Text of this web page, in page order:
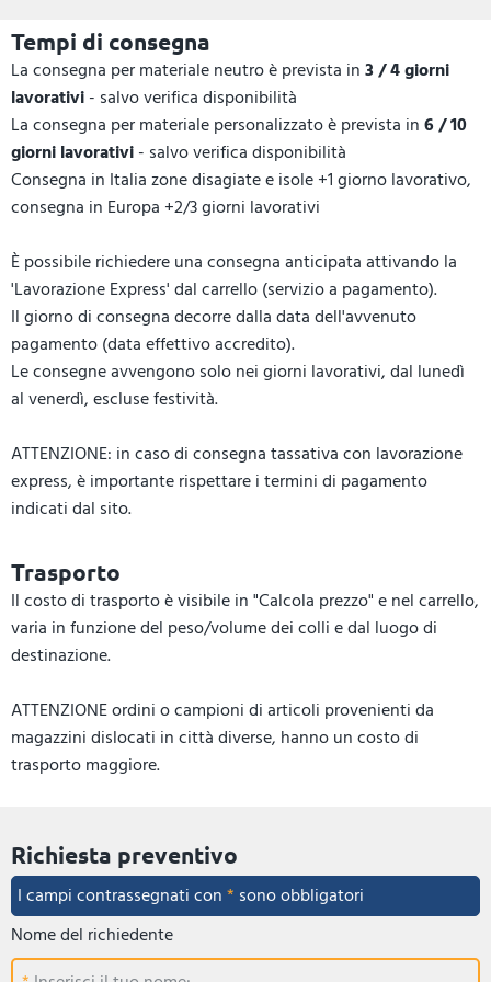
Tempi di consegna
La consegna per materiale neutro è prevista in3 / 4 giorni
lavorativi- salvo verifica disponibilità
La consegna per materiale personalizzato è prevista in6 / 10
giorni lavorativi- salvo verifica disponibilità
Consegna in Italia zone disagiate e isole +1 giorno lavorativo,
consegna in Europa +2/3 giorni lavorativi
È possibile richiedere una consegna anticipata attivando la
'Lavorazione Express' dal carrello (servizio a pagamento).
Il giorno di consegna decorre dalla data dell'avvenuto
pagamento (data effettivo accredito).
Le consegne avvengono solo nei giorni lavorativi, dal lunedì
al venerdì, escluse festività.
ATTENZIONE: in caso di consegna tassativa con lavorazione
express, è importante rispettare i termini di pagamento
indicati dal sito.
Trasporto
Il costo di trasporto è visibile in "Calcola prezzo" e nel carrello,
varia in funzione del peso/volume dei colli e dal luogo di
destinazione.
ATTENZIONE ordini o campioni di articoli provenienti da
magazzini dislocati in città diverse, hanno un costo di
trasporto maggiore.
Richiesta preventivo
I campi contrassegnati con* sono obbligatori
Nome del richiedente